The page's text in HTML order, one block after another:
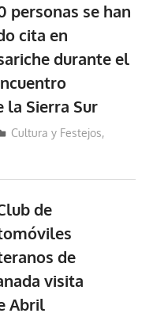
personas se han
cita en
durante el
la Sierra Sur
Cultura y Festejos,
de
de
visita
Abril